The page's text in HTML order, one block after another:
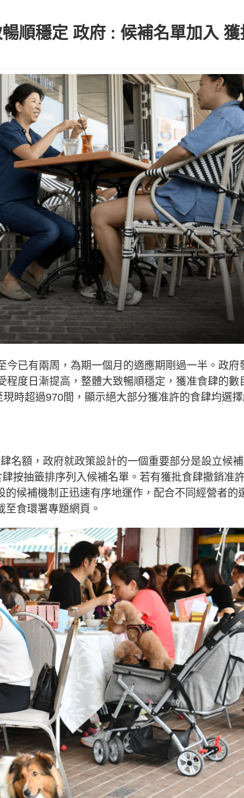
順穩定 政府 : 候補名單加入
今已有兩周，為期一個月的適應期剛過一半。政府
程度日漸提高，整體大致暢順穩定，獲准食肆的數
時超過970間，顯示絕大部分獲准許的食肆均選
名額，政府就政策設計的一個重要部分是設立候補
按抽籤排序列入候補名單。若有獲批食肆撤銷准
候補機制正迅速有序地運作，配合不同經營者的
食環署專題網頁。